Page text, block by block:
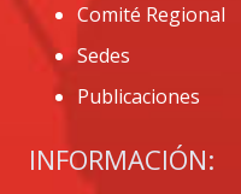
Comité Regional
Sedes
Publicaciones
INFORMACIÓN: